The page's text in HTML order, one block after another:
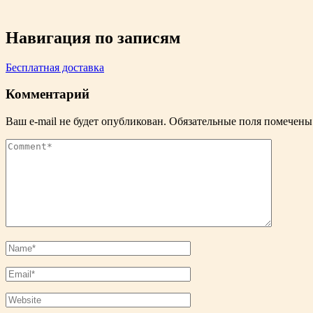
Навигация по записям
Бесплатная доставка
Комментарий
Ваш e-mail не будет опубликован. Обязательные поля